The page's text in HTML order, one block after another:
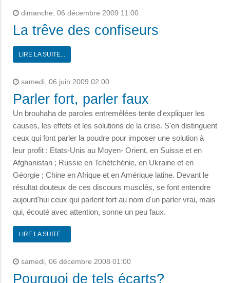
dimanche, 06 décembre 2009 11:00
La trêve des confiseurs
LIRE LA SUITE...
samedi, 06 juin 2009 02:00
Parler fort, parler faux
Un brouhaha de paroles entremêlées tente d'expliquer les
causes, les effets et les solutions de la crise. S'en distinguent
ceux qui font parler la poudre pour imposer une solution à
leur profit : Etats-Unis au Moyen- Orient, en Suisse et en
Afghanistan ; Russie en Tchétchénie, en Ukraine et en
Géorgie ; Chine en Afrique et en Amérique latine. Devant le
résultat douteux de ces discours musclés, se font entendre
aujourd'hui ceux qui parlent fort au nom d'un parler vrai, mais
qui, écouté avec attention, sonne un peu faux.
LIRE LA SUITE...
samedi, 06 décembre 2008 01:00
Pourquoi de tels écarts?